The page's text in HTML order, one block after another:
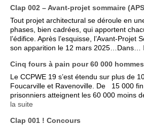
Clap 002 – Avant-projet sommaire
Tout projet architectural se déroule en
phases, bien cadrées, qui apportent
l’édifice. Après l’esquisse, l’Avant-Projet
son apparition le 12 mars 2025…Dans…
Cinq fours à pain pour 60 000 hommes
Le CCPWE 19 s’est étendu sur plus de
Foucarville et Ravenoville. De 15 000
prisonniers atteignent les 60 000 moins
la suite
Clap 001 ! Concours